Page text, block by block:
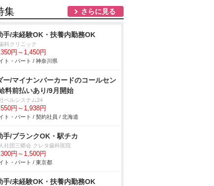
集 さらに見る
手/未経験OK・扶養内勤務OK
科クリニック
円～1,450円
ト・パート / 神奈川県
ー/マイナンバーカードのコールセン
料前払いあり/9月開始
ベルシステム24
円～1,938円
ト・パート / 契約社員 / 北海道
手/ブランクOK・駅チカ
社団三郷会 クレタ歯科医院
円～1,500円
ト・パート / 東京都
手/未経験OK・扶養内勤務OK